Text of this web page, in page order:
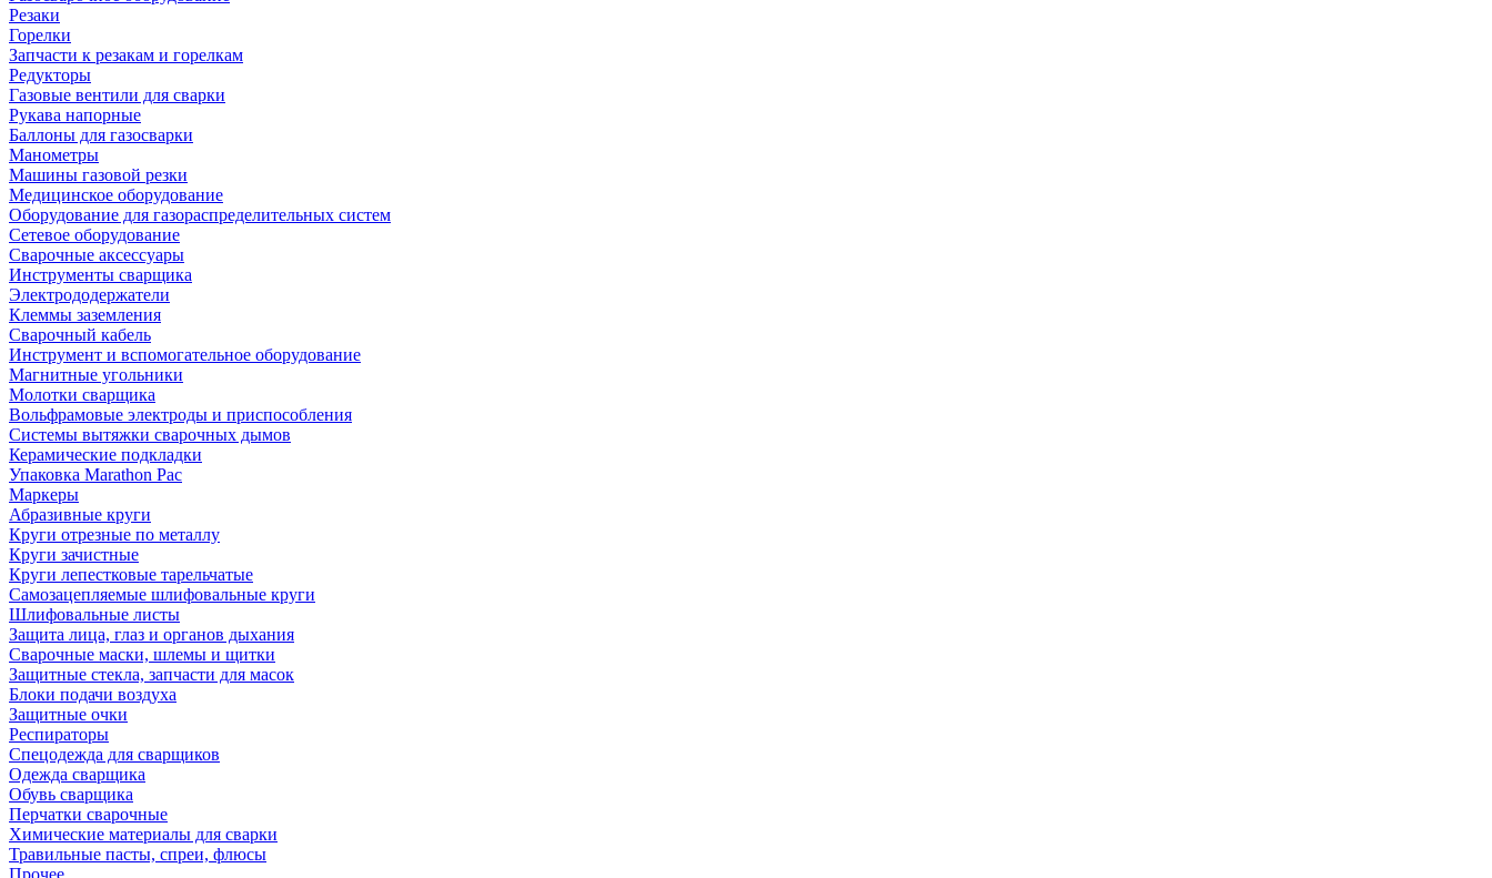
Резаки
Горелки
Запчасти к резакам и горелкам
Редукторы
Газовые вентили для сварки
Рукава напорные
Баллоны для газосварки
Манометры
Машины газовой резки
Медицинское оборудование
Оборудование для газораспределительных систем
Сетевое оборудование
Сварочные аксессуары
Инструменты сварщика
Электрододержатели
Клеммы заземления
Сварочный кабель
Инструмент и вспомогательное оборудование
Магнитные угольники
Молотки сварщика
Вольфрамовые электроды и приспособления
Системы вытяжки сварочных дымов
Керамические подкладки
Упаковка Marathon Pac
Маркеры
Абразивные круги
Круги отрезные по металлу
Круги зачистные
Круги лепестковые тарельчатые
Самозацепляемые шлифовальные круги
Шлифовальные листы
Защита лица, глаз и органов дыхания
Сварочные маски, шлемы и щитки
Защитные стекла, запчасти для масок
Блоки подачи воздуха
Защитные очки
Респираторы
Спецодежда для сварщиков
Одежда сварщика
Обувь сварщика
Перчатки сварочные
Химические материалы для сварки
Травильные пасты, спреи, флюсы
Прочее